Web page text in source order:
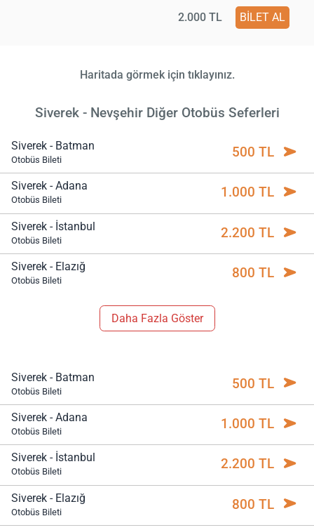
2.000 TL BİLET AL
Haritada görmek için tıklayınız.
Siverek - Nevşehir Diğer Otobüs Seferleri
Siverek - Batman
Otobüs Bileti 500 TL
Siverek - Adana
Otobüs Bileti 1.000 TL
Siverek - İstanbul
Otobüs Bileti 2.200 TL
Siverek - Elazığ
Otobüs Bileti 800 TL
Daha Fazla Göster
Siverek - Batman
Otobüs Bileti 500 TL
Siverek - Adana
Otobüs Bileti 1.000 TL
Siverek - İstanbul
Otobüs Bileti 2.200 TL
Siverek - Elazığ
Otobüs Bileti 800 TL